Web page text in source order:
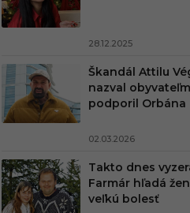
28.12.2025
Škandál Attilu
nazval
podporil Orbána
02.03.2026
Takto dnes
Farmár hľadá
veľkú bolesť